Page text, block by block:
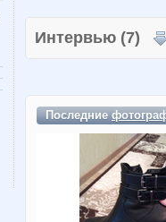
Интервью (7)
Последние